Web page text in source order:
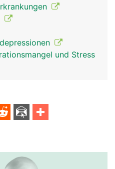
und Stress